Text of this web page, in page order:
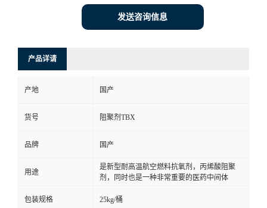
发送咨询信息
产品详请
产地 国产
货号 阻聚剂TBX
品牌 国产
用途
是新型耐高温航空燃料抗氧剂，丙烯酸阻聚
剂，同时也是一种非常重要的医药中间体
包装规格 25kg/桶